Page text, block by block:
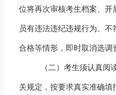
位将再次审核考生档案、开
员有违法违纪违规行为、
合格等情形，即时取消选调
（二）考生须认真阅
关规定，按要求真实准确